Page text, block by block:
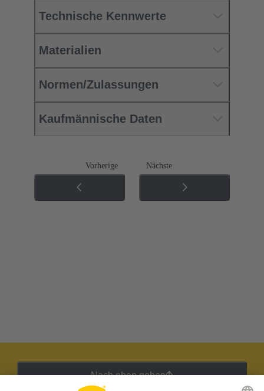
Technische Kennwerte
Materialien
Normen/Zulassungen
Kaufmännische Daten
Vorherige Nächste
Nach oben gehen